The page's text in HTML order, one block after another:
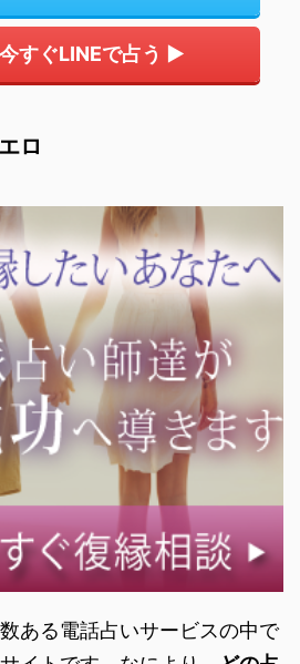
今すぐLINEで占う ▶
ロ
ある電話占いサービスの中で